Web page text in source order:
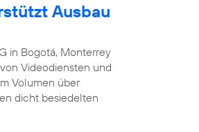
Ausbau
in Bogotá, Monterrey
Videodiensten und
Volumen über
dicht besiedelten